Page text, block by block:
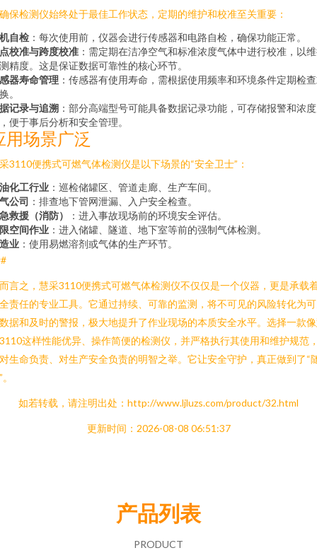
保检测仪始终处于最佳工作状态，定期的维护和校准至关重要：
自检 ：每次使用前，仪器会进行传感器和电路自检，确保功能正常。
校准与跨度校准 ：需定期在洁净空气和标准浓度气体中进行校准，以
精度。这是保证数据可靠性的核心环节。
器寿命管理 ：传感器有使用寿命，需根据使用频率和环境条件定期检
。
记录与追溯 ：部分高端型号可能具备数据记录功能，可存储报警和浓
便于事后分析和安全管理。
用场景广泛
3110便携式可燃气体检测仪是以下场景的“安全卫士”：
化工行业 ：巡检储罐区、管道走廊、生产车间。
公司 ：排查地下管网泄漏、入户安全检查。
救援（消防）
：进入事故现场前的环境安全评估。
空间作业 ：进入储罐、隧道、地下室等前的强制气体检测。
业 ：使用易燃溶剂或气体的生产环节。
言之，慧采3110便携式可燃气体检测仪不仅仅是一个仪器，更是承载
责任的专业工具。它通过持续、可靠的监测，将不可见的风险转化为
据和及时的警报，极大地提升了作业现场的本质安全水平。选择一款
这样性能优异、操作简便的检测仪，并严格执行其使用和维护规范
生命负责、对生产安全负责的明智之举。它让安全守护，真正做到了“
如若转载，请注明出处：http://www.ljluzs.com/product/32.html
更新时间：2026-08-08 06:51:37
产品列表
PRODUCT